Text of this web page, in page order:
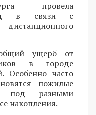
провела
в связи с
дистанционного
ущерб от
в городе
Особенно часто
пожилые
под разными
накопления.